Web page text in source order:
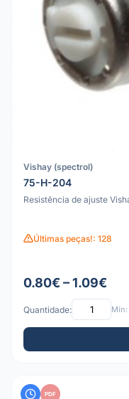
Vishay (spectrol)
75-H-204
Resistência de ajuste
Últimas peças!: 128
0.80€ – 1.09€
Quantidade: Mín:
PDF